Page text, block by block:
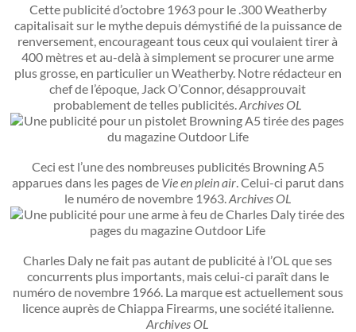
Cette publicité d’octobre 1963 pour le .300 Weatherby
capitalisait sur le mythe depuis démystifié de la puissance de
renversement, encourageant tous ceux qui voulaient tirer à
400 mètres et au-delà à simplement se procurer une arme
plus grosse, en particulier un Weatherby. Notre rédacteur en
chef de l’époque, Jack O’Connor, désapprouvait
probablement de telles publicités.Archives OL
Ceci est l’une des nombreuses publicités Browning A5
apparues dans les pages de Vie en plein air. Celui-ci parut dans
le numéro de novembre 1963. Archives OL
Charles Daly ne fait pas autant de publicité à l’OL que ses
concurrents plus importants, mais celui-ci paraît dans le
numéro de novembre 1966. La marque est actuellement sous
licence auprès de Chiappa Firearms, une société italienne.
Archives OL